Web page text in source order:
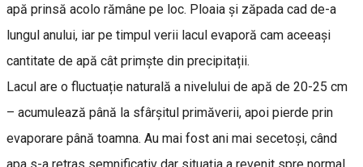
apă prinsă acolo rămâne pe loc. Ploaia și zăpada cad de-a
lungul anului, iar pe timpul verii lacul evaporă cam aceeași
cantitate de apă cât primște din precipitații.
Lacul are o fluctuație naturală a nivelului de apă de 20-25 cm
– acumulează până la sfârșitul primăverii, apoi pierde prin
evaporare până toamna. Au mai fost ani mai secetoși, când
apa s-a retras semnificativ dar situația a revenit spre normal.